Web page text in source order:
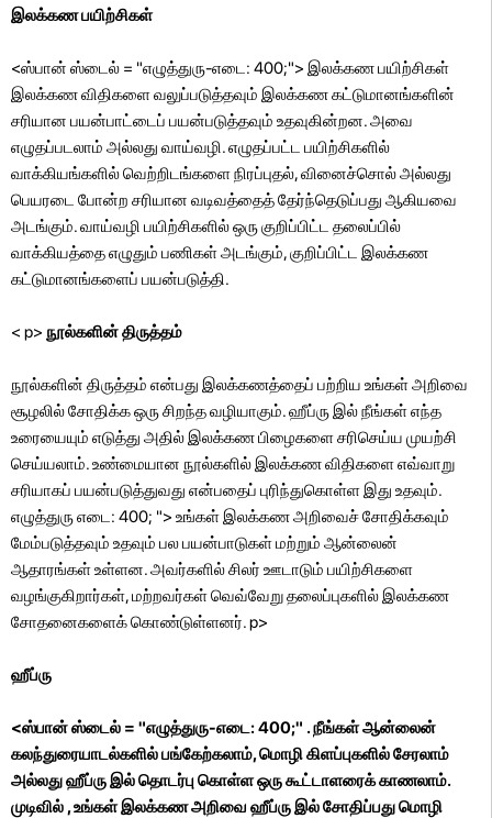
இலக்கண பயிற்சிகள்
<ஸ்பான் ஸ்டைல் ​​= "எழுத்துரு-எடை: 400;"> இலக்கண பயிற்சிகள்
இலக்கண விதிகளை வலுப்படுத்தவும் இலக்கண கட்டுமானங்களின்
சரியான பயன்பாட்டைப் பயன்படுத்தவும் உதவுகின்றன. அவை
எழுதப்படலாம் அல்லது வாய்வழி. எழுதப்பட்ட பயிற்சிகளில்
வாக்கியங்களில் வெற்றிடங்களை நிரப்புதல், வினைச்சொல் அல்லது
பெயரடை போன்ற சரியான வடிவத்தைத் தேர்ந்தெடுப்பது ஆகியவை
அடங்கும். வாய்வழி பயிற்சிகளில் ஒரு குறிப்பிட்ட தலைப்பில்
வாக்கியத்தை எழுதும் பணிகள் அடங்கும், குறிப்பிட்ட இலக்கண
கட்டுமானங்களைப் பயன்படுத்தி.
< p> நூல்களின் திருத்தம்
நூல்களின் திருத்தம் என்பது இலக்கணத்தைப் பற்றிய உங்கள் அறிவை
சூழலில் சோதிக்க ஒரு சிறந்த வழியாகும். ஹீப்ரு இல் நீங்கள் எந்த
உரையையும் எடுத்து அதில் இலக்கண பிழைகளை சரிசெய்ய முயற்சி
செய்யலாம். உண்மையான நூல்களில் இலக்கண விதிகளை எவ்வாறு
சரியாகப் பயன்படுத்துவது என்பதைப் புரிந்துகொள்ள இது உதவும்.
எழுத்துரு எடை: 400; "> உங்கள் இலக்கண அறிவைச் சோதிக்கவும்
மேம்படுத்தவும் உதவும் பல பயன்பாடுகள் மற்றும் ஆன்லைன்
ஆதாரங்கள் உள்ளன. அவர்களில் சிலர் ஊடாடும் பயிற்சிகளை
வழங்குகிறார்கள், மற்றவர்கள் வெவ்வேறு தலைப்புகளில் இலக்கண
சோதனைகளைக் கொண்டுள்ளனர். p>
ஹீப்ரு
<ஸ்பான் ஸ்டைல் ​​= "எழுத்துரு-எடை: 400;" . நீங்கள் ஆன்லைன்
கலந்துரையாடல்களில் பங்கேற்கலாம், மொழி கிளப்புகளில் சேரலாம்
அல்லது ஹீப்ரு இல் தொடர்பு கொள்ள ஒரு கூட்டாளரைக் காணலாம்.
முடிவில் , உங்கள் இலக்கண அறிவை ஹீப்ரு இல் சோதிப்பது மொழி